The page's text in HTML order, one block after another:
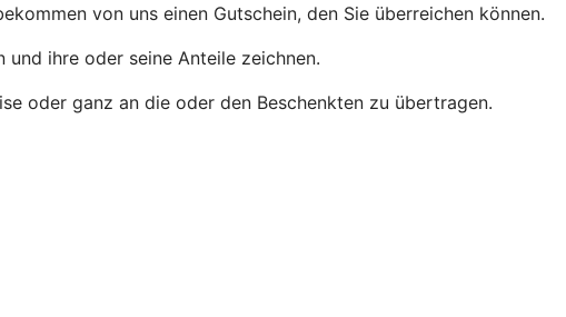
von uns einen Gutschein, den Sie überreichen können.
ihre oder seine Anteile zeichnen.
oder ganz an die oder den Beschenkten zu übertragen.